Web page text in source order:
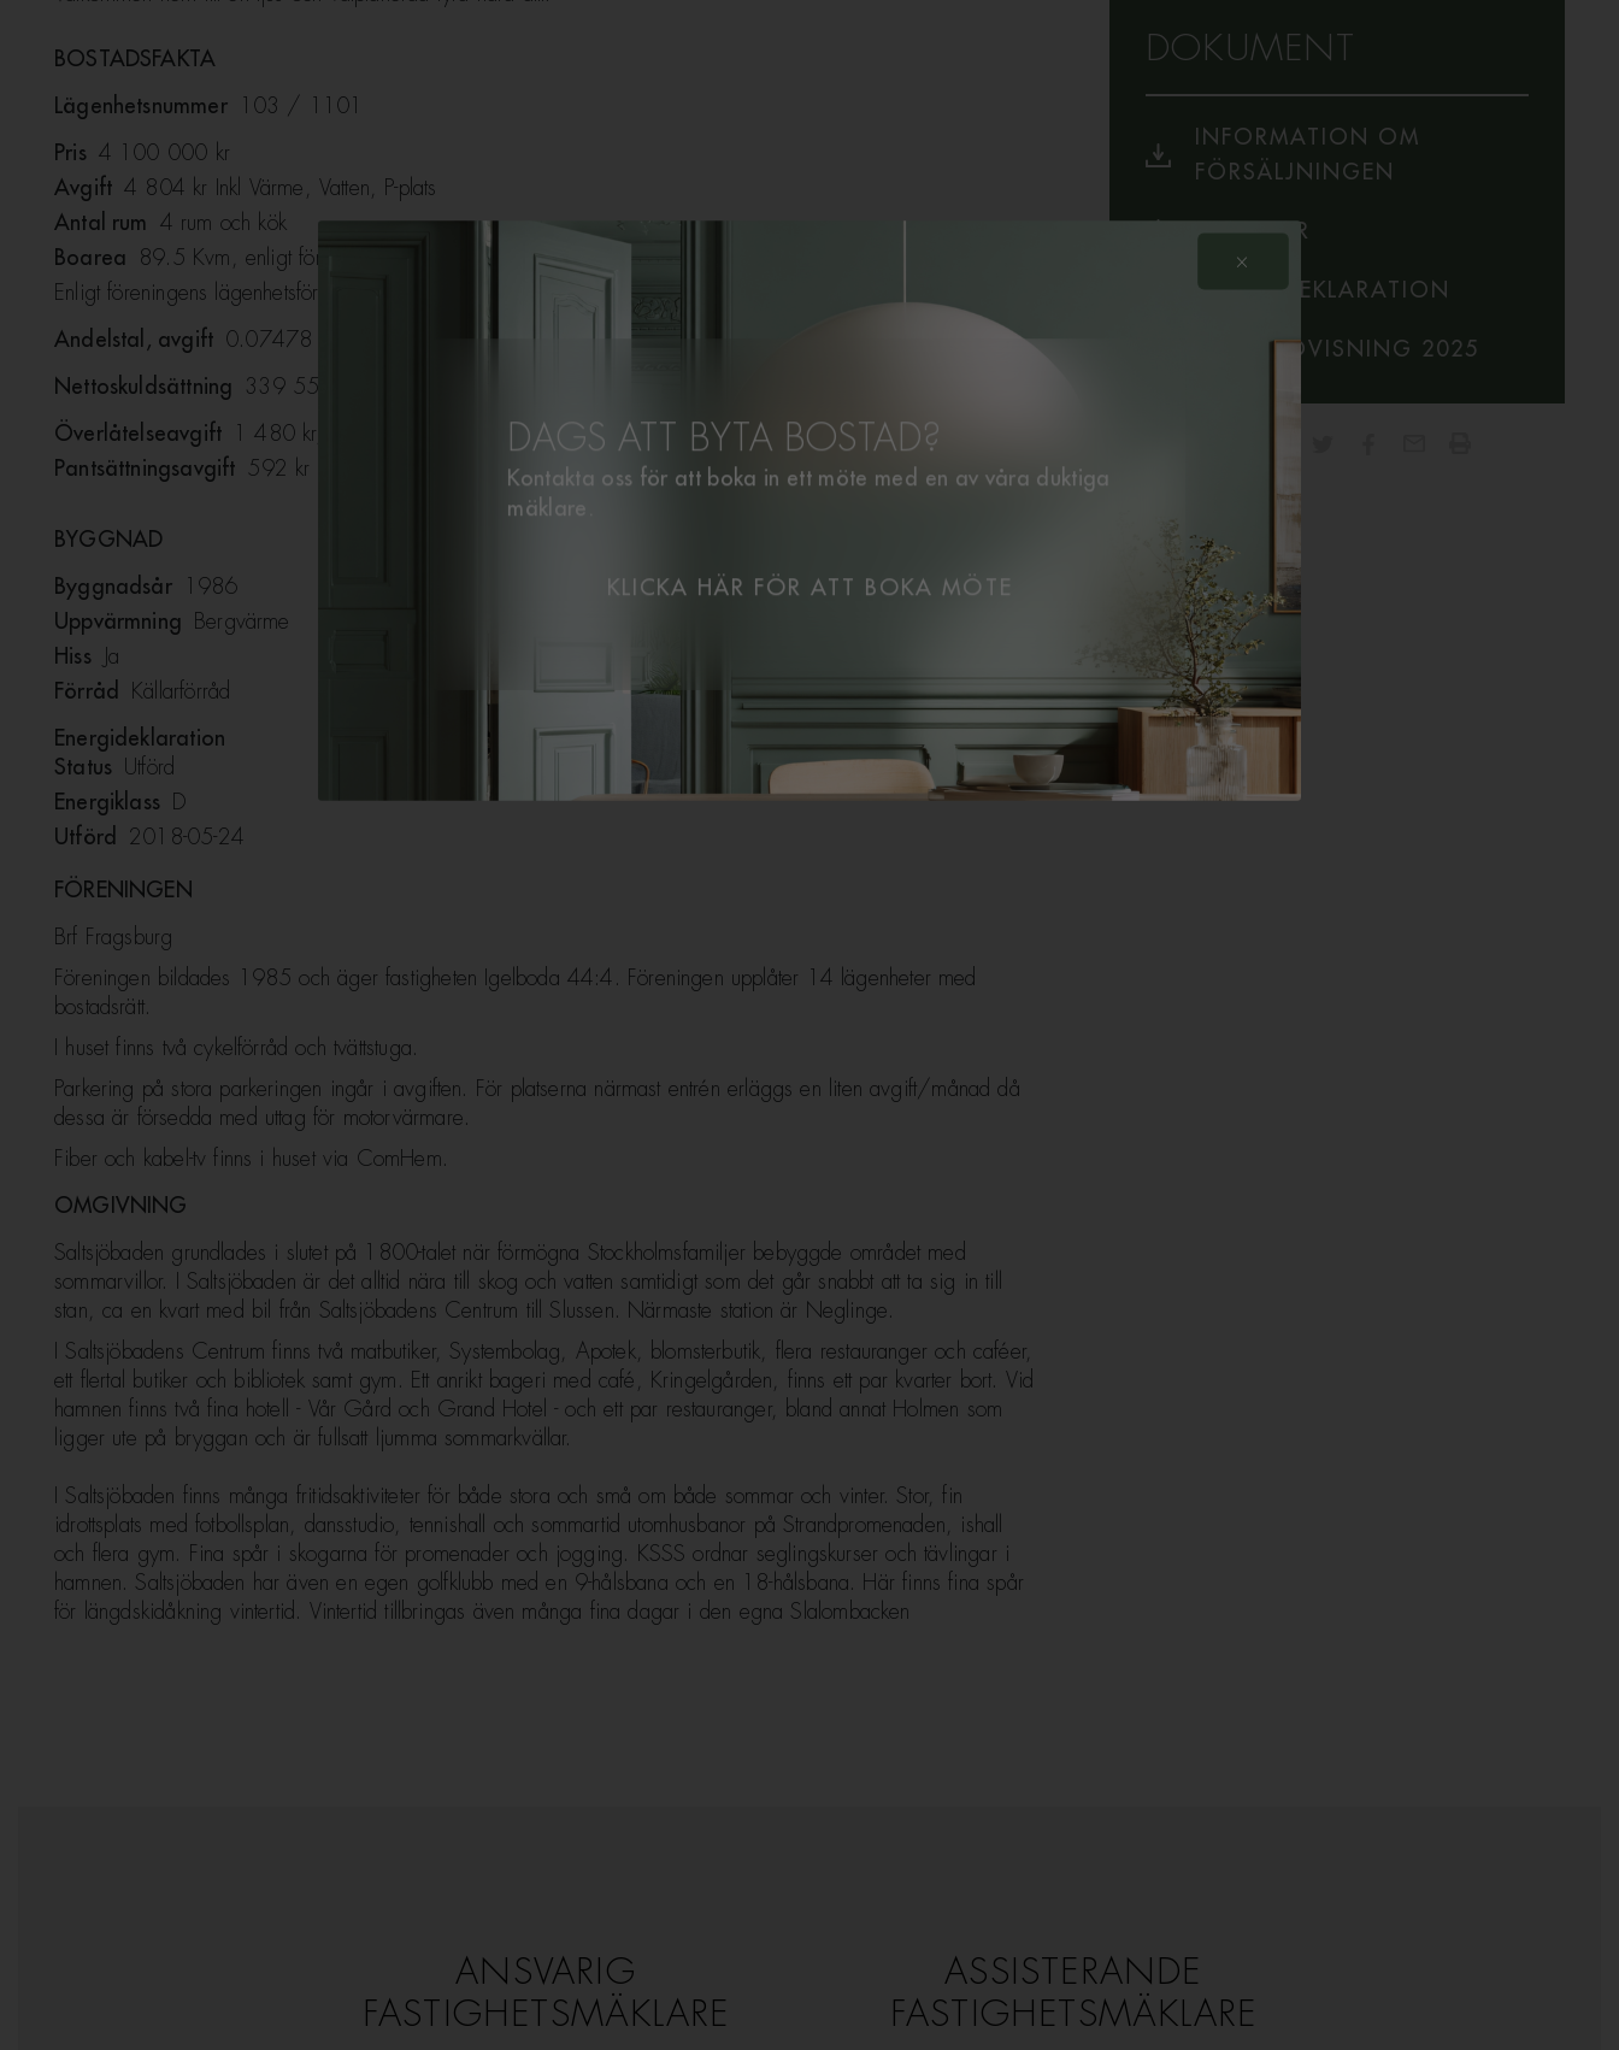
BOSTADSFAKTA
Lägenhetsnummer 103 / 1101
Pris 4 100 000 kr
Avgift 4 804 kr Inkl Värme, Vatten, P-plats
Antal rum
4 rum och kök
Boarea
89.5 Kvm, enligt föreningen
Enligt föreningens lägenhetsförteckning är lägenheten 3 rum och kök.
Andelstal, avgift 0.07478
Nettoskuldsättning 339 556 kr
Överlåtelseavgift
1 480 kr, betalas av Köparen
Pantsättningsavgift
592 kr
BYGGNAD
Byggnadsår
1986
Uppvärmning
Bergvärme
Hiss
Ja
Förråd
Källarförråd
Energideklaration
Status
Utförd
Energiklass
D
Utförd
2018-05-24
FÖRENINGEN
Brf Fragsburg
Föreningen bildades 1985 och äger fastigheten Igelboda 44:4. Föreningen upplåter 14 lägenheter med
bostadsrätt.
I huset finns två cykelförråd och tvättstuga.
Parkering på stora parkeringen ingår i avgiften. För platserna närmast entrén erläggs en liten avgift/månad då
dessa är försedda med uttag för motorvärmare.
Fiber och kabel-tv finns i huset via ComHem.
OMGIVNING
Saltsjöbaden grundlades i slutet på 1800-talet när förmögna Stockholmsfamiljer bebyggde området med
sommarvillor. I Saltsjöbaden är det alltid nära till skog och vatten samtidigt som det går snabbt att ta sig in till
stan, ca en kvart med bil från Saltsjöbadens Centrum till Slussen. Närmaste station är Neglinge.
I Saltsjöbadens Centrum finns två matbutiker, Systembolag, Apotek, blomsterbutik, flera restauranger och caféer,
ett flertal butiker och bibliotek samt gym. Ett anrikt bageri med café, Kringelgården, finns ett par kvarter bort. Vid
hamnen finns två fina hotell - Vår Gård och Grand Hotel - och ett par restauranger, bland annat Holmen som
ligger ute på bryggan och är fullsatt ljumma sommarkvällar.
I Saltsjöbaden finns många fritidsaktiviteter för både stora och små om både sommar och vinter. Stor, fin
idrottsplats med fotbollsplan, dansstudio, tennishall och sommartid utomhusbanor på Strandpromenaden, ishall
och flera gym. Fina spår i skogarna för promenader och jogging. KSSS ordnar seglingskurser och tävlingar i
hamnen. Saltsjöbaden har även en egen golfklubb med en 9-hålsbana och en 18-hålsbana. Här finns fina spår
för längdskidåkning vintertid. Vintertid tillbringas även många fina dagar i den egna Slalombacken
DOKUMENT
INFORMATION OM
FÖRSÄLJNINGEN
STADGAR
ENERGIDEKLARATION
ÅRSREDOVISNING 2025
ANSVARIG
FASTIGHETSMÄKLARE
ASSISTERANDE
FASTIGHETSMÄKLARE
×
DAGS ATT BYTA BOSTAD?
Kontakta oss för att boka in ett möte med en av våra duktiga
mäklare.
KLICKA HÄR FÖR ATT BOKA MÖTE
Dessa kakor
går inte att
De behövs
för att
hemsidan
över huvud
Statistik
För att vi ska
kunna
förbättra
bra som
möjligt